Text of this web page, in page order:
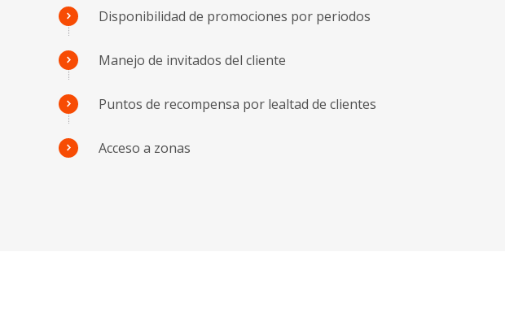
Disponibilidad de promociones por periodos
Manejo de invitados del cliente
Puntos de recompensa por lealtad de clientes
Acceso a zonas